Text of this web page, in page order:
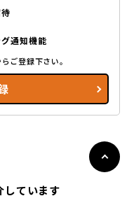
通知機能
ご登録下さい。
しています